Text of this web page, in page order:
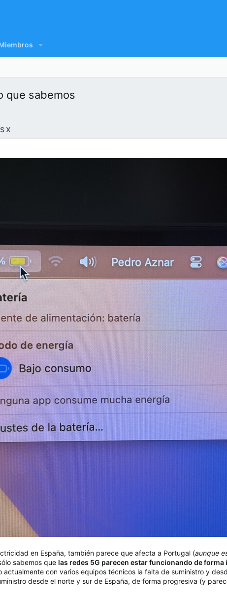
que sabemos
X
en España, también parece que afecta a Portugal (aunque
sabemos que las redes 5G parecen estar funcionando de
con varios equipos técnicos la falta de suministro y
desde el norte y sur de España, de forma progresiva (y